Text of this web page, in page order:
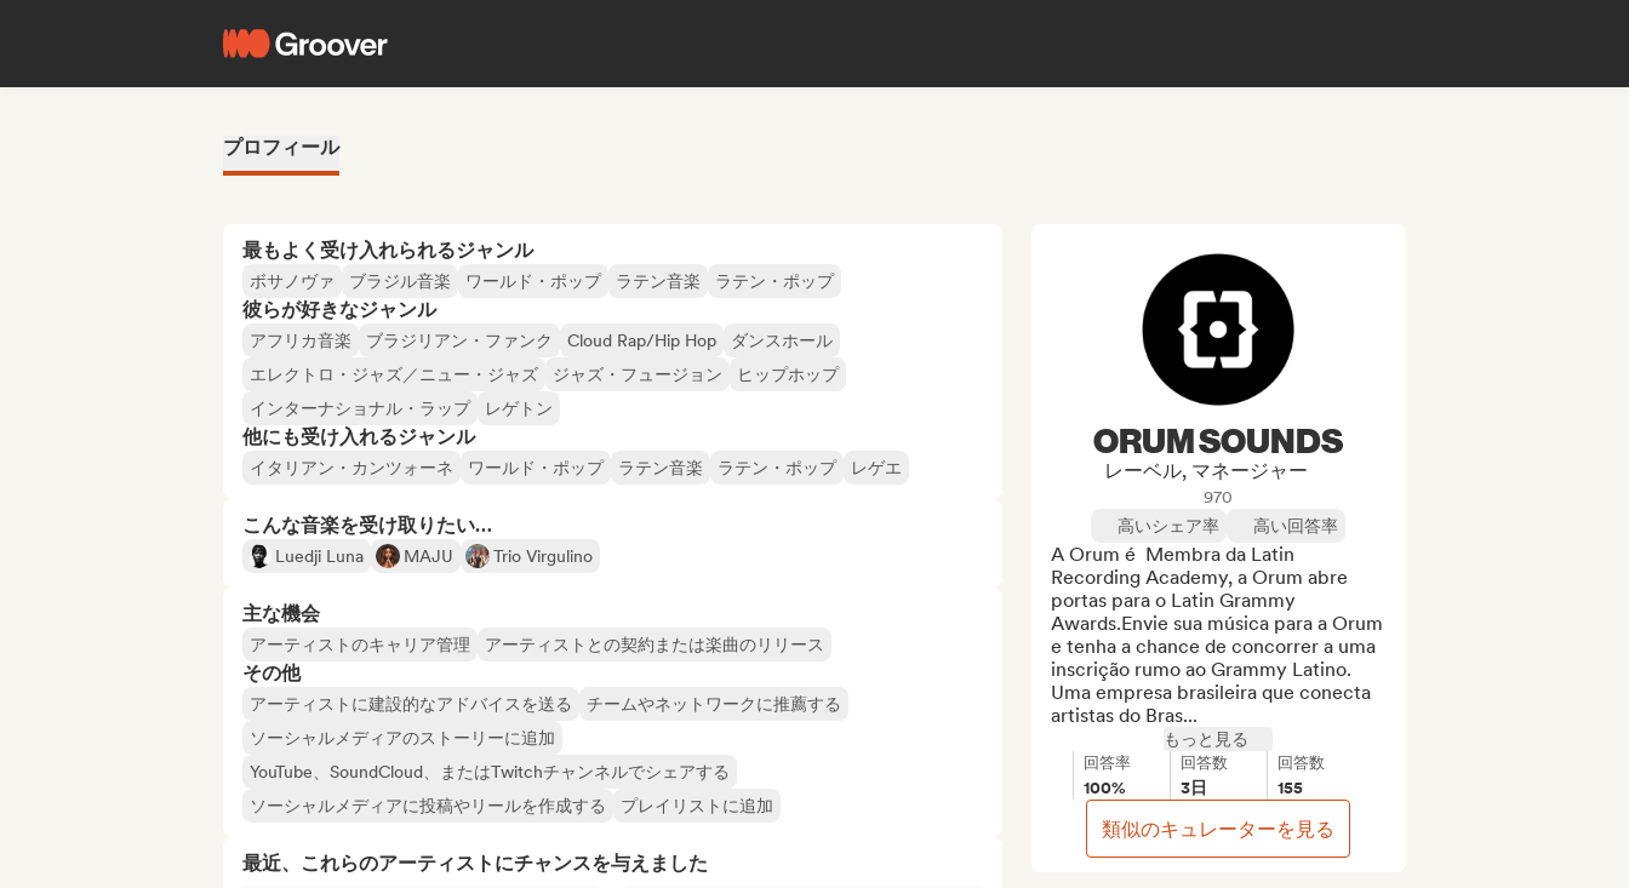
プロフィール
最もよく受け入れられるジャンル
ボサノヴァ ブラジル音楽 ワールド・ポップ ラテン音楽 ラテン・ポップ
彼らが好きなジャンル
アフリカ音楽 ブラジリアン・ファンク Cloud Rap/Hip Hop
ダンスホール
エレクトロ・ジャズ／ニュー・ジャズ
ジャズ・フュージョン
ヒップホップ
インターナショナル・ラップ
レゲトン
他にも受け入れるジャンル
イタリアン・カンツォーネ ワールド・ポップ ラテン音楽 ラテン・ポップ レゲエ
こんな音楽を受け取りたい…
Luedji Luna MAJU Trio Virgulino
主な機会
アーティストのキャリア管理 アーティストとの契約または楽曲のリリース
その他
アーティストに建設的なアドバイスを送る
チームやネットワークに推薦する
ソーシャルメディアのストーリーに追加
YouTube、SoundCloud、またはTwitchチャンネルでシェアする
ソーシャルメディアに投稿やリールを作成する
プレイリストに追加
最近、これらのアーティストにチャンスを与えました
ORUM SOUNDS
レーベル, マネージャー
970
高いシェア率
高い回答率
A Orum é  Membra da Latin
Recording Academy, a Orum abre
portas para o Latin Grammy
Awards.Envie sua música para a Orum
e tenha a chance de concorrer a uma
inscrição rumo ao Grammy Latino.
Uma empresa brasileira que conecta
artistas do Bras...
もっと見る
回答率
100%
回答数
3日
回答数
155
類似のキュレーターを見る